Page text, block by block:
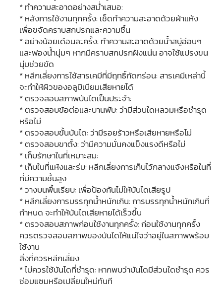
* ทำความสะอาดอย่างสม่ำเสมอ:
* หลังการใช้งานทุกครั้ง: เช็ดทำความสะอาดด้วยผ้าแห้ง
เพื่อขจัดคราบสกปรกและความชื้น
* อย่างน้อยเดือนละครั้ง: ทำความสะอาดด้วยน้ำสบู่อ่อนๆ
และฟองน้ำนุ่มๆ หากมีคราบสกปรกฝังแน่น อาจใช้แปรงขน
นุ่มช่วยขัด
* หลีกเลี่ยงการใช้สารเคมีที่มีฤทธิ์กัดกร่อน: สารเคมีเหล่านี้
จะทำให้ผิวของอลูมิเนียมเสียหายได้
* ตรวจสอบสภาพบันไดเป็นประจำ:
* ตรวจสอบข้อต่อและบานพับ: ว่ามีส่วนใดหลวมหรือชำรุด
หรือไม่
* ตรวจสอบขั้นบันได: ว่ามีรอยร้าวหรือเสียหายหรือไม่
* ตรวจสอบขาตั้ง: ว่ามีความมั่นคงแข็งแรงดีหรือไม่
* เก็บรักษาในที่เหมาะสม:
* เก็บในที่แห้งและร่ม: หลีกเลี่ยงการเก็บไว้กลางแจ้งหรือในที่
ที่มีความชื้นสูง
* วางบนพื้นเรียบ: เพื่อป้องกันไม่ให้บันไดเสียรูป
* หลีกเลี่ยงการบรรทุกน้ำหนักเกิน: การบรรทุกน้ำหนักเกินที่
กำหนด จะทำให้บันไดเสียหายได้เร็วขึ้น
* ตรวจสอบสภาพก่อนใช้งานทุกครั้ง: ก่อนใช้งานทุกครั้ง
ควรตรวจสอบสภาพของบันไดให้แน่ใจว่าอยู่ในสภาพพร้อม
ใช้งาน
สิ่งที่ควรหลีกเลี่ยง
* ไม่ควรใช้บันไดที่ชำรุด: หากพบว่าบันไดมีส่วนใดชำรุด ควร
ซ่อมแซมหรือเปลี่ยนใหม่ทันที